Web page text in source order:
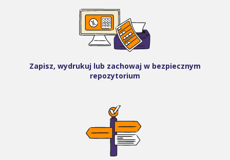
Zapisz, wydrukuj lub zachowaj w bezpiecznym
repozytorium